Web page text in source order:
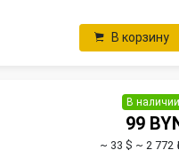
В корзину
В наличии
99
~ 33 $ ~ 2 772